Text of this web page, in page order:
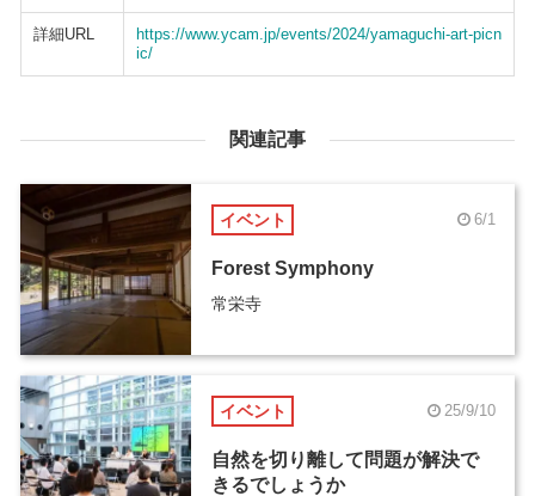
詳細URL
https://www.ycam.jp/events/2024/yamaguchi-art-picn
ic/
関連記事
イベント 6/1
Forest Symphony
常栄寺
イベント 25/9/10
自然を切り離して問題が解決で
きるでしょうか